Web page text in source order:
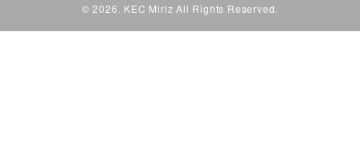
© 2026. KEC Miriz All Rights Reserved.